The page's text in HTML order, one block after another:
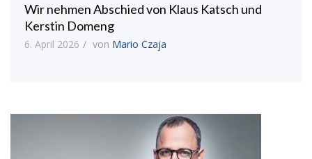
Wir nehmen Abschied von Klaus Katsch und
Kerstin Domeng
6. April 2026 von Mario Czaja